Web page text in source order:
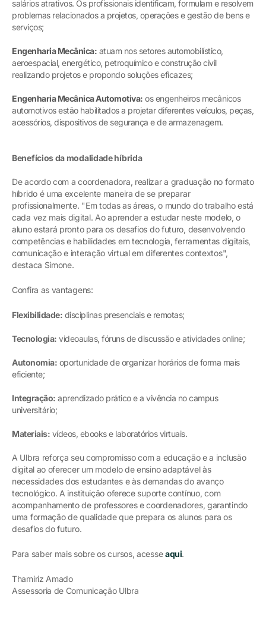
salários atrativos. Os profissionais identificam, formulam e resolvem
problemas relacionados a projetos, operações e gestão de bens e
serviços;
Engenharia Mecânica: atuam nos setores automobilístico,
aeroespacial, energético, petroquímico e construção civil
realizando projetos e propondo soluções eficazes;
Engenharia Mecânica Automotiva: os engenheiros mecânicos
automotivos estão habilitados a projetar diferentes veículos, peças,
acessórios, dispositivos de segurança e de armazenagem.
Benefícios da modalidade híbrida
De acordo com a coordenadora, realizar a graduação no formato
híbrido é uma excelente maneira de se preparar
profissionalmente. "Em todas as áreas, o mundo do trabalho está
cada vez mais digital. Ao aprender a estudar neste modelo, o
aluno estará pronto para os desafios do futuro, desenvolvendo
competências e habilidades em tecnologia, ferramentas digitais,
comunicação e interação virtual em diferentes contextos",
destaca Simone.
Confira as vantagens:
Flexibilidade: disciplinas presenciais e remotas;
Tecnologia: videoaulas, fóruns de discussão e atividades online;
Autonomia: oportunidade de organizar horários de forma mais
eficiente;
Integração: aprendizado prático e a vivência no campus
universitário;
Materiais: vídeos, ebooks e laboratórios virtuais.
A Ulbra reforça seu compromisso com a educação e a inclusão
digital ao oferecer um modelo de ensino adaptável às
necessidades dos estudantes e às demandas do avanço
tecnológico. A instituição oferece suporte contínuo, com
acompanhamento de professores e coordenadores, garantindo
uma formação de qualidade que prepara os alunos para os
desafios do futuro.
Para saber mais sobre os cursos, acesseaqui.
Thamiriz Amado
Assessoria de Comunicação Ulbra